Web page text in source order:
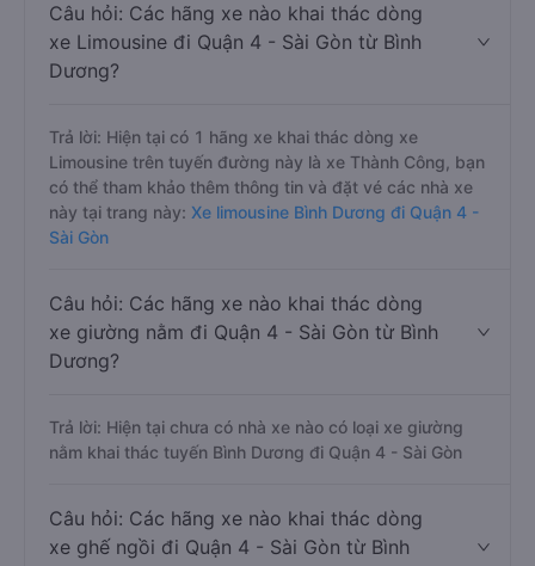
Câu hỏi: Các hãng xe nào khai thác dòng
xe Limousine đi Quận 4 - Sài Gòn từ Bình
Dương?
Trả lời: Hiện tại có 1 hãng xe khai thác dòng xe
Limousine trên tuyến đường này là xe Thành Công, bạn
có thể tham khảo thêm thông tin và đặt vé các nhà xe
này tại trang này: Xe limousine Bình Dương đi Quận 4 -
Sài Gòn
Câu hỏi: Các hãng xe nào khai thác dòng
xe giường nằm đi Quận 4 - Sài Gòn từ Bình
Dương?
Trả lời: Hiện tại chưa có nhà xe nào có loại xe giường
nằm khai thác tuyến Bình Dương đi Quận 4 - Sài Gòn
Câu hỏi: Các hãng xe nào khai thác dòng
xe ghế ngồi đi Quận 4 - Sài Gòn từ Bình